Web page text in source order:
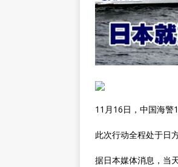
11月16日，中国海警
此次行动全程处于日
据日本媒体消息，当